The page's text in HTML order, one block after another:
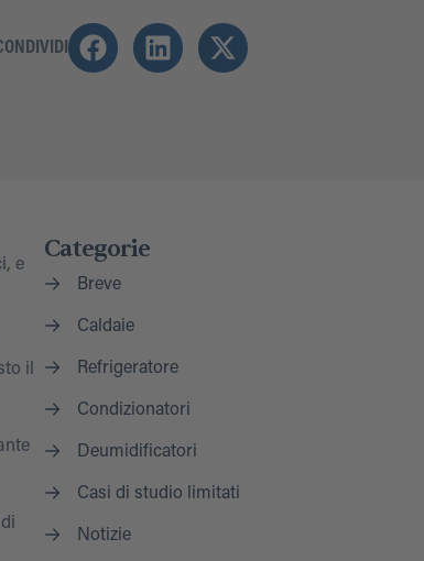
e
il
Categorie
Breve
Caldaie
Refrigeratore
Condizionatori
Deumidificatori
Casi di studio limitati
Notizie